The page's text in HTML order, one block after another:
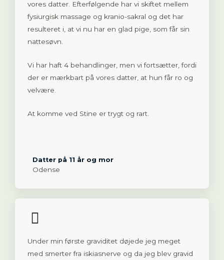
vores datter. Efterfølgende har vi skiftet mellem
fysiurgisk massage og kranio-sakral og det har
resulteret i, at vi nu har en glad pige, som får sin
nattesøvn.
Vi har haft 4 behandlinger, men vi fortsætter, fordi
der er mærkbart på vores datter, at hun får ro og
velvære.
At komme ved Stine er trygt og rart.
Datter på 11 år og mor
Odense
Under min første graviditet døjede jeg meget
med smerter fra iskiasnerve og da jeg blev gravid